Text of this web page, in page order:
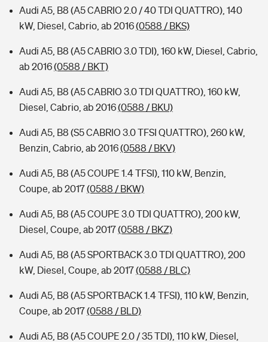
Audi A5, B8 (A5 CABRIO 2.0 / 40 TDI QUATTRO), 140
kW, Diesel, Cabrio, ab 2016(0588 / BKS)
Audi A5, B8 (A5 CABRIO 3.0 TDI), 160 kW, Diesel, Cabrio,
ab 2016(0588 / BKT)
Audi A5, B8 (A5 CABRIO 3.0 TDI QUATTRO), 160 kW,
Diesel, Cabrio, ab 2016(0588 / BKU)
Audi A5, B8 (S5 CABRIO 3.0 TFSI QUATTRO), 260 kW,
Benzin, Cabrio, ab 2016(0588 / BKV)
Audi A5, B8 (A5 COUPE 1.4 TFSI), 110 kW, Benzin,
Coupe, ab 2017(0588 / BKW)
Audi A5, B8 (A5 COUPE 3.0 TDI QUATTRO), 200 kW,
Diesel, Coupe, ab 2017(0588 / BKZ)
Audi A5, B8 (A5 SPORTBACK 3.0 TDI QUATTRO), 200
kW, Diesel, Coupe, ab 2017(0588 / BLC)
Audi A5, B8 (A5 SPORTBACK 1.4 TFSI), 110 kW, Benzin,
Coupe, ab 2017(0588 / BLD)
Audi A5, B8 (A5 COUPE 2.0 / 35 TDI), 110 kW, Diesel,